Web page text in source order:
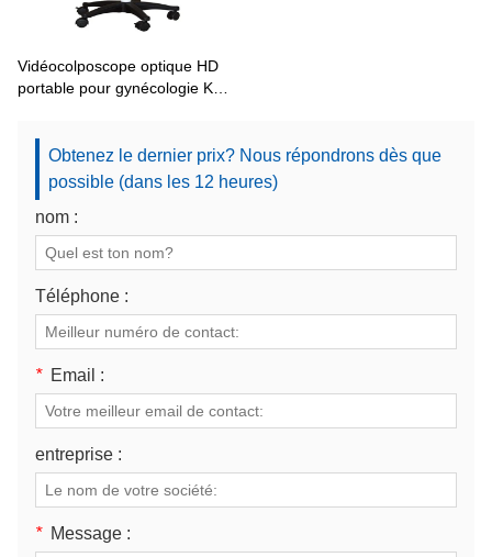
Vidéocolposcope optique HD
portable pour gynécologie KN-
Obtenez le dernier prix? Nous répondrons dès que
possible (dans les 12 heures)
nom :
Téléphone :
* Email :
entreprise :
* Message :